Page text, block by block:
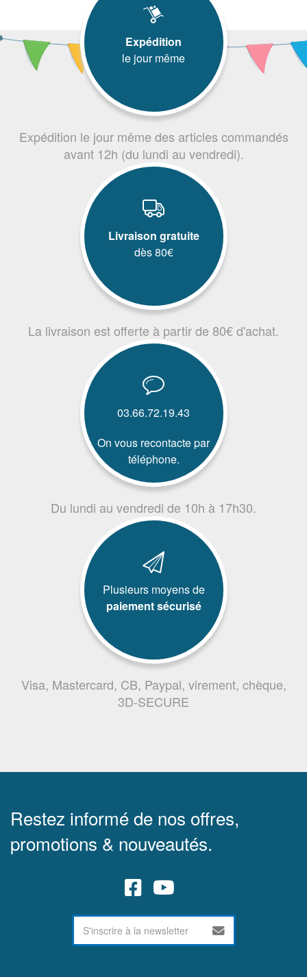
Expédition
le jour même
Expédition le jour même des articles commandés
avant 12h (du lundi au vendredi).
Livraison gratuite
dès 80€
La livraison est offerte à partir de 80€ d'achat.
03.66.72.19.43
On vous recontacte par
téléphone.
Du lundi au vendredi de 10h à 17h30.
Plusieurs moyens de
paiement sécurisé
Visa, Mastercard, CB, Paypal, virement, chèque,
3D-SECURE
Restez informé de nos offres,
promotions & nouveautés.